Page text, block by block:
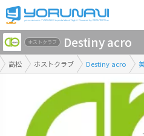
香
川
県
版
高松 ホストクラブ Destiny acro
ホストクラブ Destiny acro